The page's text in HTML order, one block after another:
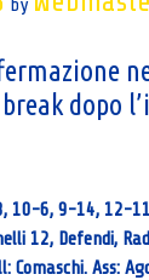
by
dopo
10-6, 9-14, 12-11
12, Defendi,
Comaschi. Ass: